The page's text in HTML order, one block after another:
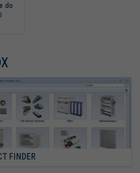
do
FINDER